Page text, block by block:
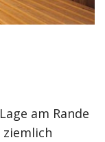
am Rande
ziemlich